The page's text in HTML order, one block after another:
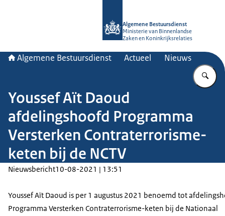
Algemene Bestuursdienst
Ministerie van Binnenlandse
Zaken en Koninkrijksrelaties
Algemene Bestuursdienst Actueel Nieuws
Youssef Aït Daoud
afdelingshoofd Programma
Versterken Contraterrorisme-
keten bij de NCTV
Nieuwsbericht10-08-2021 | 13:51
Youssef Aït Daoud is per 1 augustus 2021 benoemd tot
Programma Versterken Contraterrorisme-keten bij de Nationaal